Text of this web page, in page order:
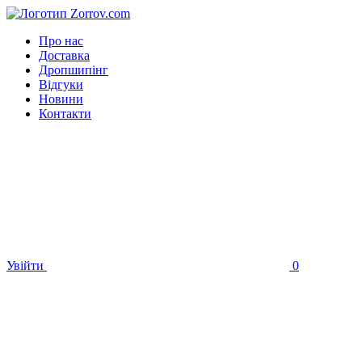
Про нас
Доставка
Дропшипінг
Відгуки
Новини
Контакти
Увійти 0